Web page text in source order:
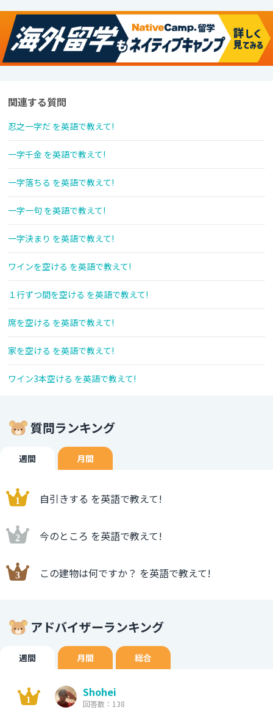
関連する質問
忍之一字だ を英語で教えて!
一字千金 を英語で教えて!
一字落ちる を英語で教えて!
一字一句 を英語で教えて!
一字決まり を英語で教えて!
ワインを空ける を英語で教えて!
１行ずつ間を空ける を英語で教えて!
席を空ける を英語で教えて!
家を空ける を英語で教えて!
ワイン3本空ける を英語で教えて!
質問ランキング
週間 月間
自引きする を英語で教えて!
今のところ を英語で教えて!
この建物は何ですか？ を英語で教えて!
アドバイザーランキング
週間 月間 総合
Shohei
回答数：138